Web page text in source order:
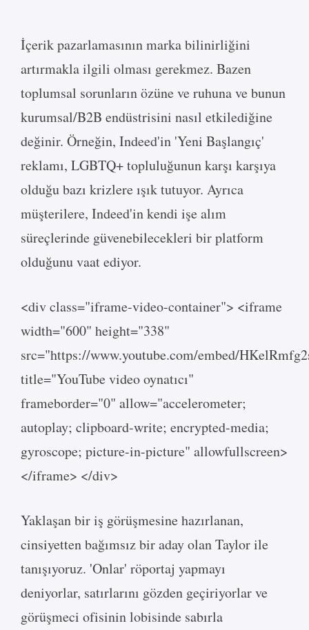
İçerik pazarlamasının marka bilinirliğini
artırmakla ilgili olması gerekmez. Bazen
toplumsal sorunların özüne ve ruhuna ve bunun
kurumsal/B2B endüstrisini nasıl etkilediğine
değinir. Örneğin, Indeed'in 'Yeni Başlangıç'
reklamı, LGBTQ+ topluluğunun karşı karşıya
olduğu bazı krizlere ışık tutuyor. Ayrıca
müşterilere, Indeed'in kendi işe alım
süreçlerinde güvenebilecekleri bir platform
olduğunu vaat ediyor.
<div class="iframe-video-container"> <iframe
width="600" height="338"
src="https://www.youtube.com/embed/
title="YouTube video oynatıcı"
frameborder="0" allow="accelerometer;
autoplay; clipboard-write; encrypted-media;
gyroscope; picture-in-picture" allowfullscreen>
</iframe> </div>
Yaklaşan bir iş görüşmesine hazırlanan,
cinsiyetten bağımsız bir aday olan Taylor ile
tanışıyoruz. 'Onlar' röportaj yapmayı
deniyorlar, satırlarını gözden geçiriyorlar ve
görüşmeci ofisinin lobisinde sabırla